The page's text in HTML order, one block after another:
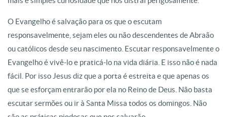
O Evangelho é salvação para os que o escutam
responsavelmente, sejam eles ou não descendentes de Abraão
ou católicos desde seu nascimento. Escutar responsavelmente o
Evangelho é vivê-lo e praticá-lo na vida diária. E isso não é nada
fácil. Por isso Jesus diz que a porta é estreita e que apenas os
que se esforçam entrarão por ela no Reino de Deus. Não basta
escutar sermões ou ir à Santa Missa todos os domingos. Não